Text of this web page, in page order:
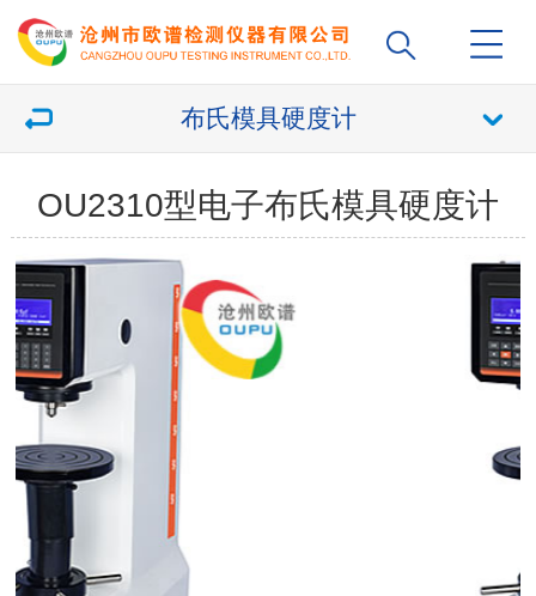
布氏模具硬度计
OU2310型电子布氏模具硬度计